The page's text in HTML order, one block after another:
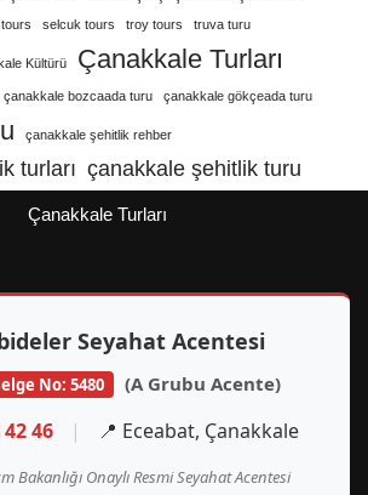
selcuk tours troy tours truva turu
Kültürü Çanakkale Turları
çanakkale bozcaada turu çanakkale gökçeada turu
çanakkale şehitlik rehber
turları çanakkale şehitlik turu
Çanakkale Turları
Seyahat Acentesi
No: 5480 (A Grubu Acente)
42 46 | 📍 Eceabat, Çanakkale
Bakanlığı Onaylı Resmi Seyahat Acentesi